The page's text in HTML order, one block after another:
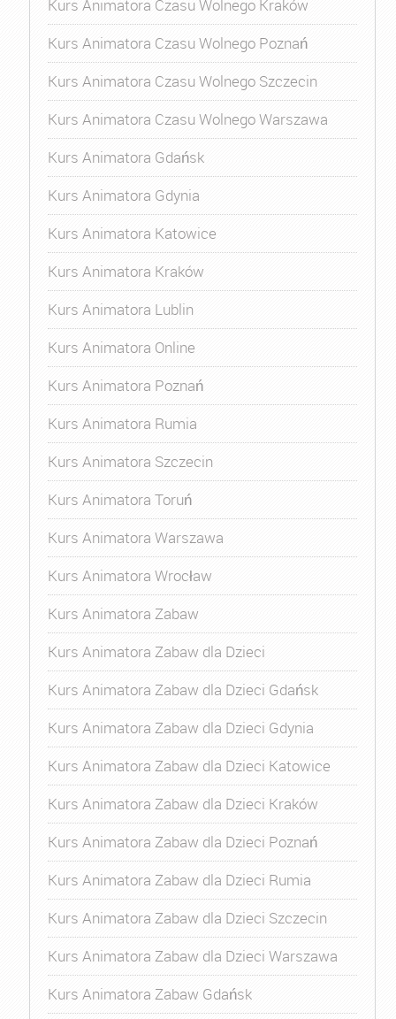
Kurs Animatora Czasu Wolnego Kraków
Kurs Animatora Czasu Wolnego Poznań
Kurs Animatora Czasu Wolnego Szczecin
Kurs Animatora Czasu Wolnego Warszawa
Kurs Animatora Gdańsk
Kurs Animatora Gdynia
Kurs Animatora Katowice
Kurs Animatora Kraków
Kurs Animatora Lublin
Kurs Animatora Online
Kurs Animatora Poznań
Kurs Animatora Rumia
Kurs Animatora Szczecin
Kurs Animatora Toruń
Kurs Animatora Warszawa
Kurs Animatora Wrocław
Kurs Animatora Zabaw
Kurs Animatora Zabaw dla Dzieci
Kurs Animatora Zabaw dla Dzieci Gdańsk
Kurs Animatora Zabaw dla Dzieci Gdynia
Kurs Animatora Zabaw dla Dzieci Katowice
Kurs Animatora Zabaw dla Dzieci Kraków
Kurs Animatora Zabaw dla Dzieci Poznań
Kurs Animatora Zabaw dla Dzieci Rumia
Kurs Animatora Zabaw dla Dzieci Szczecin
Kurs Animatora Zabaw dla Dzieci Warszawa
Kurs Animatora Zabaw Gdańsk